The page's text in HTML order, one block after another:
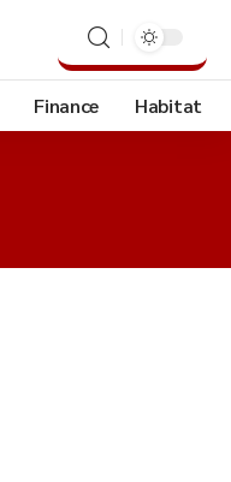
Finance Habitat